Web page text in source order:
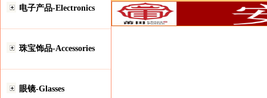
电子产品-Electronics
珠宝饰品-Accessories
眼镜-Glasses